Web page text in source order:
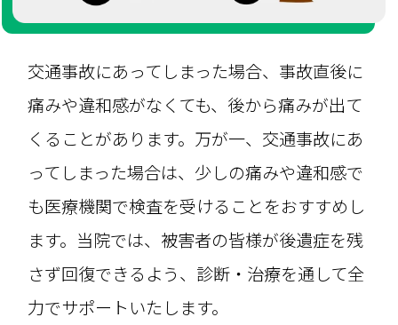
交通事故にあってしまった場合、事故直後に
痛みや違和感がなくても、後から痛みが出て
くることがあります。万が一、交通事故にあ
ってしまった場合は、少しの痛みや違和感で
も医療機関で検査を受けることをおすすめし
ます。当院では、被害者の皆様が後遺症を残
さず回復できるよう、診断・治療を通して全
力でサポートいたします。